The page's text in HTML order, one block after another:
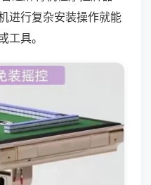
进行复杂安装操作就能
工具。